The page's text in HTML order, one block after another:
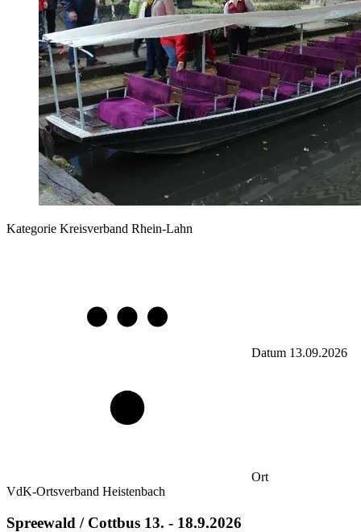
Kategorie Kreisverband Rhein-Lahn
Datum 13.09.2026
Ort
VdK-Ortsverband Heistenbach
Spreewald / Cottbus 13. - 18.9.2026